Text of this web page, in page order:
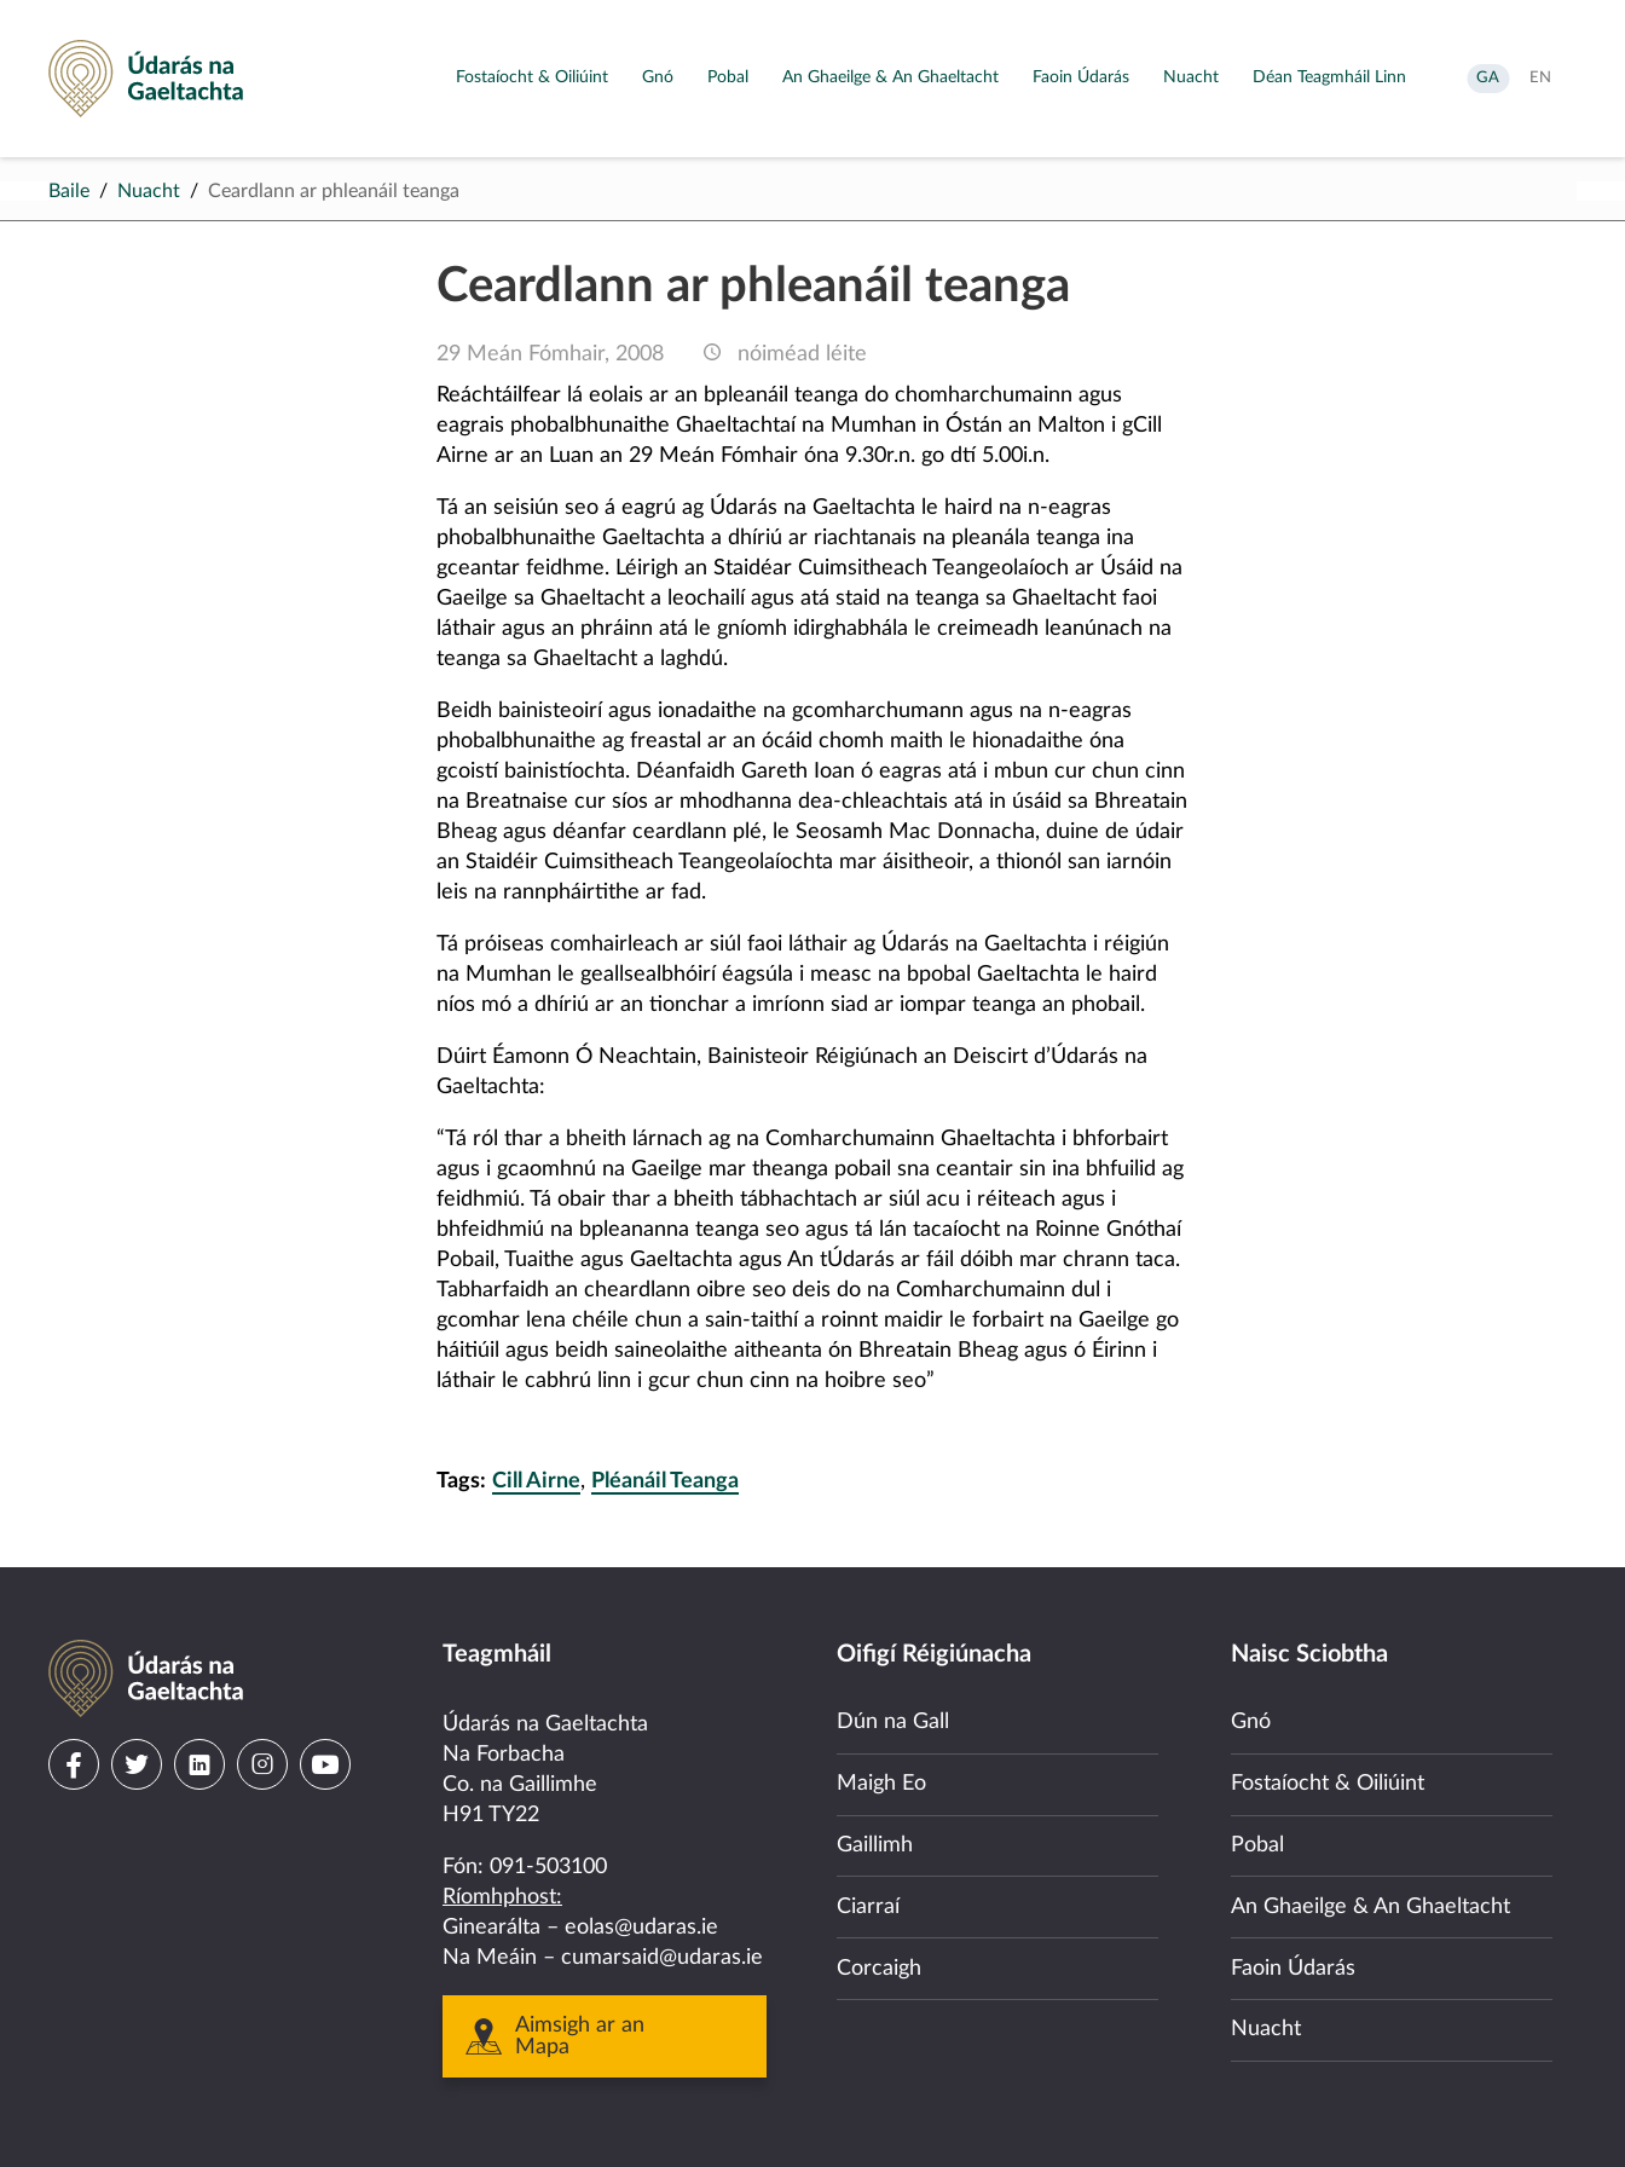
Údarás na Gaeltachta
Fostaíocht & Oiliúint Gnó Pobal An Ghaeilge & An Ghaeltacht Faoin Údarás Nuacht Déan Teagmháil Linn
Aistrigh
go
GA
Change
EN
Baile Nuacht Ceardlann ar phleanáil teanga
Ceardlann ar phleanáil teanga
29 Meán Fómhair, 2008
nóiméad léite
Reáchtáilfear lá eolais ar an bpleanáil teanga do chomharchumainn agus
eagrais phobalbhunaithe Ghaeltachtaí na Mumhan in Óstán an Malton i gCill
Airne ar an Luan an 29 Meán Fómhair óna 9.30r.n. go dtí 5.00i.n.
Tá an seisiún seo á eagrú ag Údarás na Gaeltachta le haird na n-eagras
phobalbhunaithe Gaeltachta a dhíriú ar riachtanais na pleanála teanga ina
gceantar feidhme. Léirigh an Staidéar Cuimsitheach Teangeolaíoch ar Úsáid na
Gaeilge sa Ghaeltacht a leochailí agus atá staid na teanga sa Ghaeltacht faoi
láthair agus an phráinn atá le gníomh idirghabhála le creimeadh leanúnach na
teanga sa Ghaeltacht a laghdú.
Beidh bainisteoirí agus ionadaithe na gcomharchumann agus na n-eagras
phobalbhunaithe ag freastal ar an ócáid chomh maith le hionadaithe óna
gcoistí bainistíochta. Déanfaidh Gareth Ioan ó eagras atá i mbun cur chun cinn
na Breatnaise cur síos ar mhodhanna dea-chleachtais atá in úsáid sa Bhreatain
Bheag agus déanfar ceardlann plé, le Seosamh Mac Donnacha, duine de údair
an Staidéir Cuimsitheach Teangeolaíochta mar áisitheoir, a thionól san iarnóin
leis na rannpháirtithe ar fad.
Tá próiseas comhairleach ar siúl faoi láthair ag Údarás na Gaeltachta i réigiún
na Mumhan le geallsealbhóirí éagsúla i measc na bpobal Gaeltachta le haird
níos mó a dhíriú ar an tionchar a imríonn siad ar iompar teanga an phobail.
Dúirt Éamonn Ó Neachtain, Bainisteoir Réigiúnach an Deiscirt d’Údarás na
Gaeltachta:
“Tá ról thar a bheith lárnach ag na Comharchumainn Ghaeltachta i bhforbairt
agus i gcaomhnú na Gaeilge mar theanga pobail sna ceantair sin ina bhfuilid ag
feidhmiú. Tá obair thar a bheith tábhachtach ar siúl acu i réiteach agus i
bhfeidhmiú na bpleananna teanga seo agus tá lán tacaíocht na Roinne Gnóthaí
Pobail, Tuaithe agus Gaeltachta agus An tÚdarás ar fáil dóibh mar chrann taca.
Tabharfaidh an cheardlann oibre seo deis do na Comharchumainn dul i
gcomhar lena chéile chun a sain-taithí a roinnt maidir le forbairt na Gaeilge go
háitiúil agus beidh saineolaithe aitheanta ón Bhreatain Bheag agus ó Éirinn i
láthair le cabhrú linn i gcur chun cinn na hoibre seo”
Tags: Cill Airne, Pléanáil Teanga
Údarás na Gaeltachta
VisitVisitVisitVisit
instagram
Visit
youtube
Teagmháil
Údarás na Gaeltachta
Na Forbacha
Co. na Gaillimhe
H91 TY22
Fón: 091-503100
Ríomhphost:
Ginearálta – eolas@udaras.ie
Na Meáin – cumarsaid@udaras.ie
Aimsigh ar an
Mapa
Oifigí Réigiúnacha
Dún na Gall
Maigh Eo
Gaillimh
Ciarraí
Corcaigh
Naisc Sciobtha
Gnó
Fostaíocht & Oiliúint
Pobal
An Ghaeilge & An Ghaeltacht
Faoin Údarás
Nuacht